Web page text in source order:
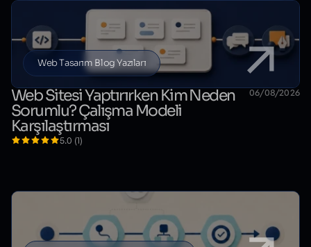
Web Tasarım Blog Yazıları
Web Sitesi Yaptırırken Kim Neden
Sorumlu? Çalışma Modeli
Karşılaştırması
06/08/2026
5.0 (1)